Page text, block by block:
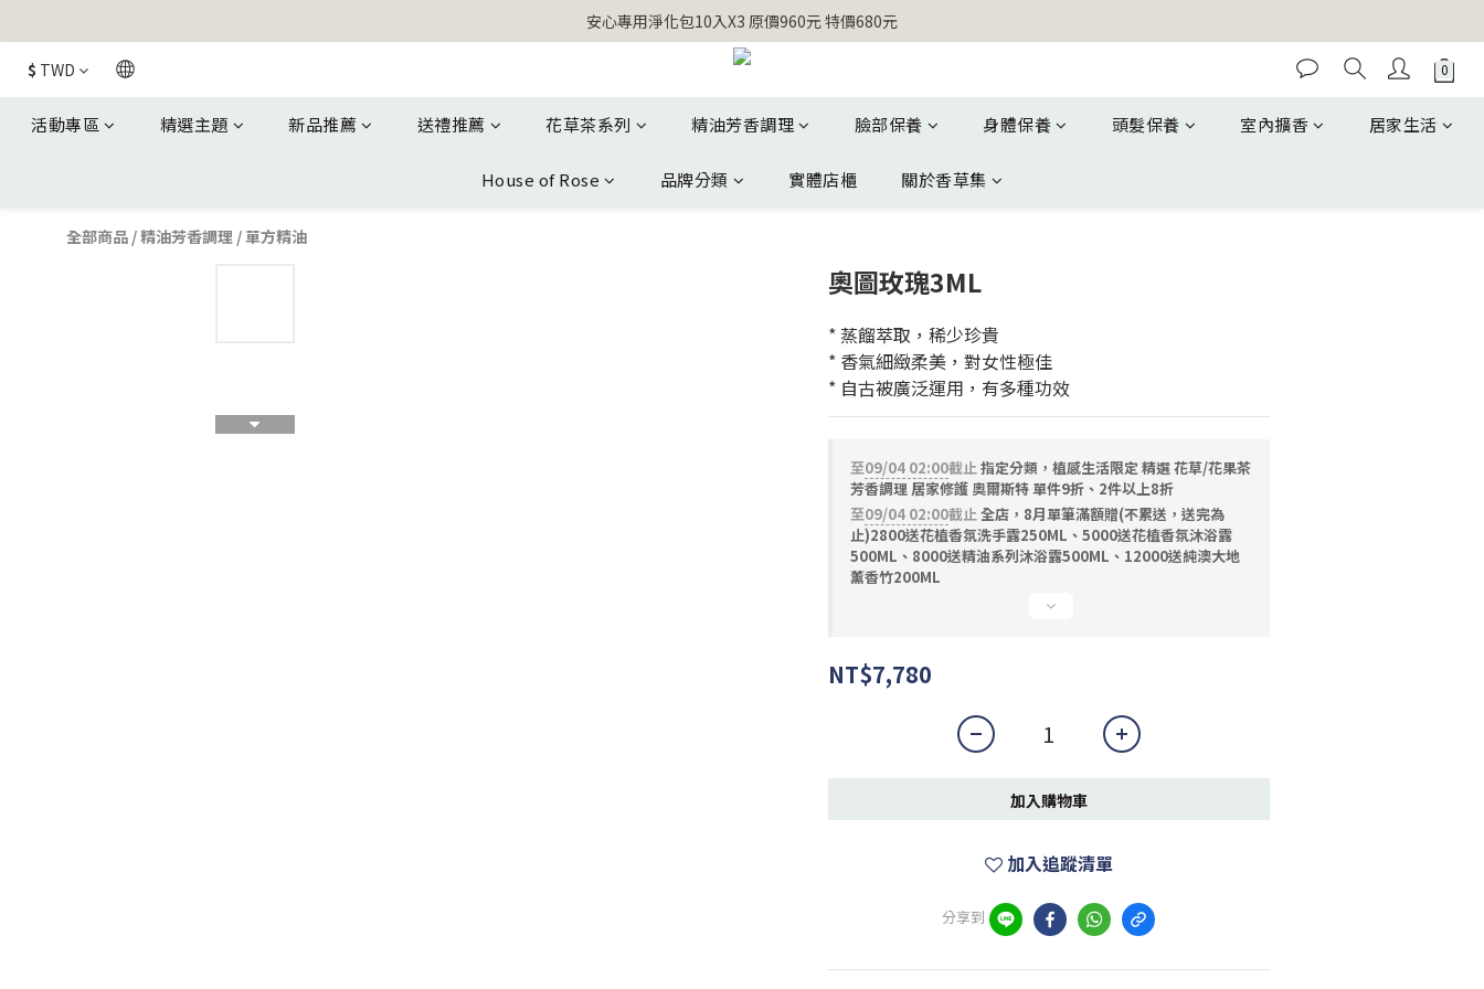
【官網獨家】首次消費 不限金額 即送 香遇熊超人行李吊牌
安心專用淨化包10入X3 原價960元 特價680元
氣場淨化全系列 66折起
$ TWD
活動專區 精選主題 新品推薦 送禮推薦 花草茶系列 精油芳香調理 臉部保養 身體保養 頭髮保養 室內擴香 居家生活
House of Rose 品牌分類 實體店櫃 關於香草集
全部商品 /精油芳香調理 /單方精油
奧圖玫瑰3ML
* 蒸餾萃取，稀少珍貴
* 香氣細緻柔美，對女性極佳
* 自古被廣泛運用，有多種功效
至09/04 02:00截止指定分類，植感生活限定 精選 花草/花果茶
芳香調理 居家修護 奧爾斯特 單件9折、2件以上8折
至09/04 02:00截止全店，8月單筆滿額贈(不累送，送完為
止)2800送花植香氛洗手露250ML、5000送花植香氛沐浴露
500ML、8000送精油系列沐浴露500ML、12000送純澳大地
薰香竹200ML
NT$7,780
加入購物車
加入追蹤清單
分享到